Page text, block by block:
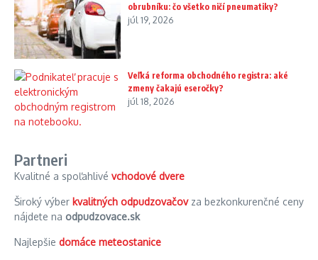
obrubníku: čo všetko ničí pneumatiky?
júl 19, 2026
Veľká reforma obchodného registra: aké
zmeny čakajú eseročky?
júl 18, 2026
Partneri
Kvalitné a spoľahlivé vchodové dvere
Široký výber kvalitných odpudzovačovza bezkonkurenčné ceny
nájdete na odpudzovace.sk
Najlepšie domáce meteostanice